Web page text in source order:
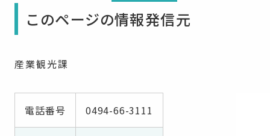
このページの情報発信元
産業観光課
電話番号 0494-66-3111